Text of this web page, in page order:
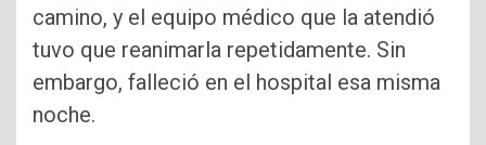
camino, y el equipo médico que la atendió
tuvo que reanimarla repetidamente. Sin
embargo, falleció en el hospital esa misma
noche.